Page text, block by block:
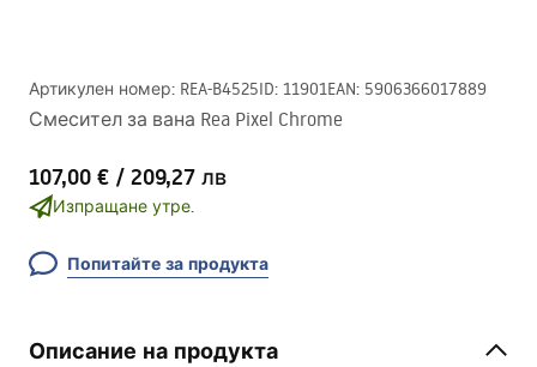
Артикулен номер: REA-B4525ID: 11901EAN: 5906366017889
Смесител за вана Rea Pixel Chrome
107,00 € / 209,27 лв
Изпращане утре.
Попитайте за продукта
Описание на продукта